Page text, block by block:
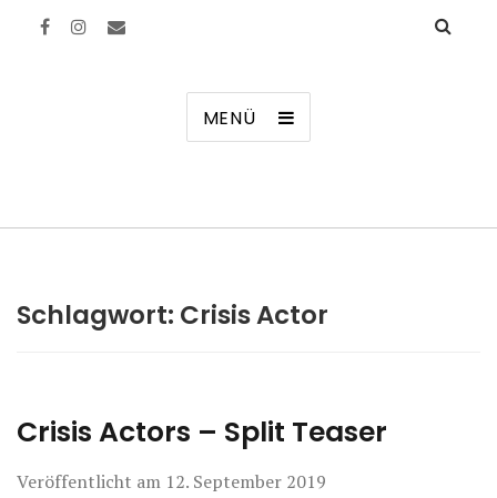
MENÜ
Schlagwort: Crisis Actor
Crisis Actors – Split Teaser
Veröffentlicht am 12. September 2019